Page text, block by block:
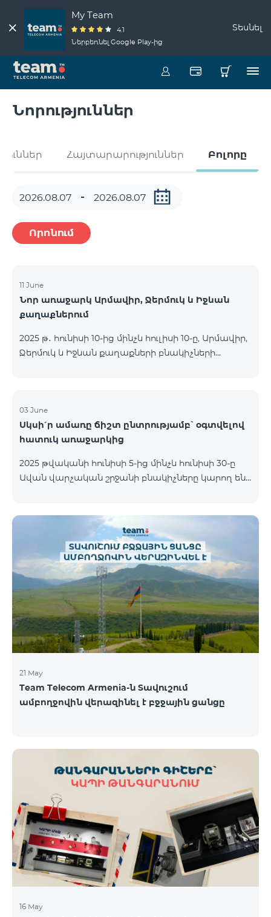
My Team
4.1
Ներբեռնել Google Play-ից
Տեսնել
Նորություններ
Հայտարարություններ Բոլորը
Որոնում
11 June
Նոր առաջարկ Արմավիր, Ջերմուկ և Իջևան
քաղաքներում
2025 թ․ հունիսի 10-ից մինչև հուլիսի 10-ը, Արմավիր,
Ջերմուկ և Իջևան քաղաքների բնակիչների
9900 Regional Ակցիայի շրջանակում
առաջարկվում է 50% զեղչ առաջին 6 ամիսների
համար, 12 ամիս բաժանորդագրության դեպքում։
ներառումներին մանրամասն ծանոթանալու
համար կարող եք անցնել հետևյալ հղմամբ՝
է մինչև 1
03 June
Սկսի՛ր ամառը ճիշտ ընտրությամբ՝ օգտվելով
հատուկ առաջարկից
2025 թվականի հունիսի 5-ից մինչև հունիսի 30-ը
Ավան վարչական շրջանի բնակիչները կարող են
Ակցիայի շրջանակում ԿՈՍՄՈ 4 12500 և ԿՈՍՄՈ 4
16500 փաթեթները տրամադրվում են հետևյալ
պայմաններով․ Առաջին 6 ամիսների ընթացքում՝
50% զեղչ, Հաջորդ 6 ամիսների ընթացքում՝ 25%
զեղչ։ ԿՈՍՄՈ սակագնային փաթեթների
ներառումներին մանրամասն ծանոթանալու
համար կարող եք անցնել հետևյալ հղմամբ՝
telecomarmenia.am/hy/cosmo * Ակցիան
երկարաձգվել է մինչ
21 May
Team Telecom Armenia-ն Տավուշում
ամբողջովին վերազինել է բջջային ցանցը
16 May